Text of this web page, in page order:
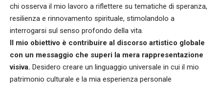
chi osserva il mio lavoro a riflettere su tematiche di speranza,
resilienza e rinnovamento spirituale, stimolandolo a
interrogarsi sul senso profondo della vita.
Il mio obiettivo è contribuire al discorso artistico globale
con un messaggio che superi la mera rappresentazione
visiva. Desidero creare un linguaggio universale in cui il mio
patrimonio culturale e la mia esperienza personale